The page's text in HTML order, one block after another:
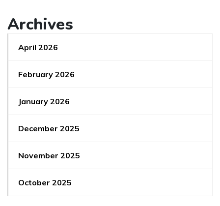
Archives
April 2026
February 2026
January 2026
December 2025
November 2025
October 2025